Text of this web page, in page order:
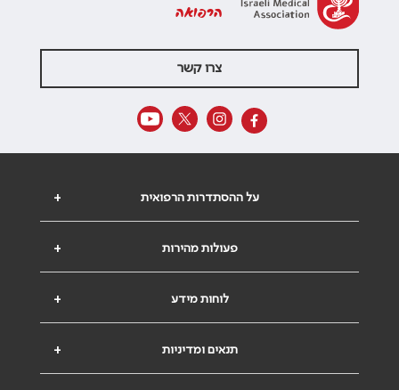
הרפואה
צרו קשר
+ על ההסתדרות הרפואית
+ פעולות מהירות
+ לוחות מידע
+ תנאים ומדיניות